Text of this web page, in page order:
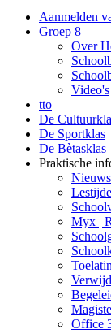
Aanmelden
Groep 8
Over
Video's
tto
De
De Sportklas
De Bètasklas
Praktische
Nieuws
Myx |
Office